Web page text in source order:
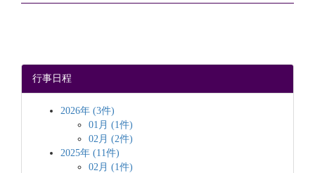
行事日程
2026年 (3件)
01月 (1件)
02月 (2件)
2025年 (11件)
02月 (1件)